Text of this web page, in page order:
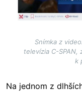
Snímka z
televízia C-SPAN,
k
Na jednom z